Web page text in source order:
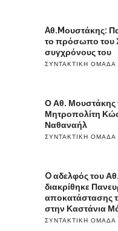
Aθ.Mουστάκης:
το πρόσωπο του
συγχρόνους του
ΣΥΝΤΑΚΤΙΚΉ ΟΜΆΔΑ
Ο Αθ. Μουστάκης
Μητροπολίτη
Ναθαναήλ
ΣΥΝΤΑΚΤΙΚΉ ΟΜΆΔΑ
O αδελφός του
διακρίθηκε
αποκατάστασης
στην Καστάνια
ΣΥΝΤΑΚΤΙΚΉ ΟΜΆΔΑ